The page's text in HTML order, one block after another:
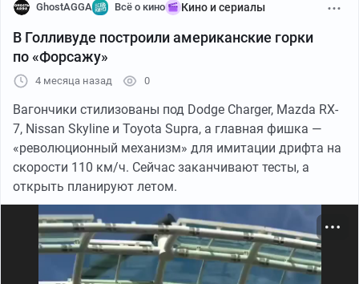
GhostAGGA Всё о кино Кино и сериалы
В Голливуде построили американские горки
по «Форсажу»
4 месяца назад 0
Вагончики стилизованы под Dodge Charger, Mazda RX-
7, Nissan Skyline и Toyota Supra, а главная фишка —
«революционный механизм» для имитации дрифта на
скорости 110 км/ч. Сейчас заканчивают тесты, а
открыть планируют летом.